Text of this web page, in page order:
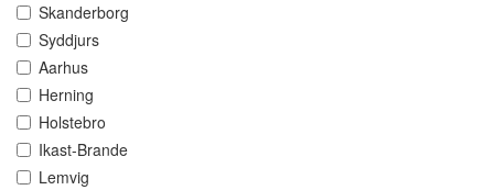
Skanderborg
Syddjurs
Aarhus
Herning
Holstebro
Ikast-Brande
Lemvig